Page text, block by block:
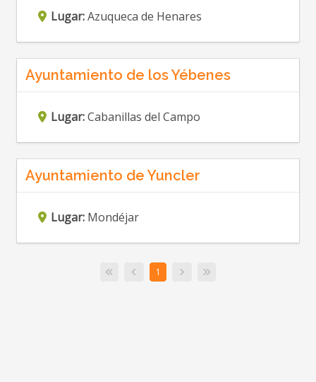
Lugar:Azuqueca de Henares
Ayuntamiento de los Yébenes
Lugar:Cabanillas del Campo
Ayuntamiento de Yuncler
Lugar: Mondéjar
1